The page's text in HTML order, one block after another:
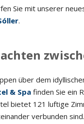
Sie mit unserer
.
über dem
& Spa finden Sie ein
bietet 121 luftige
verbunden sind.